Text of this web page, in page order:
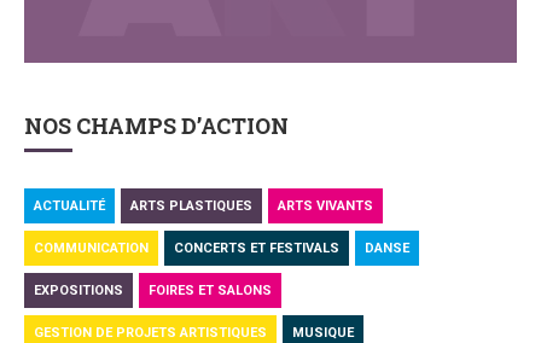
NOS CHAMPS D’ACTION
ACTUALITÉ ARTS PLASTIQUES ARTS VIVANTS
COMMUNICATION CONCERTS ET FESTIVALS DANSE
EXPOSITIONS FOIRES ET SALONS
GESTION DE PROJETS ARTISTIQUES MUSIQUE